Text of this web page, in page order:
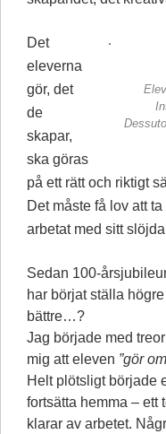
Det
eleverna
gör, det
de
skapar,
ska göras
på ett rätt och riktigt
Det måste få lov att
arbetat med sitt
Sedan 100-
har börjat ställa
bättre…?
Jag började med
mig att eleven ”gör
Helt plötsligt började
fortsätta hemma – ett
klarar av arbetet.